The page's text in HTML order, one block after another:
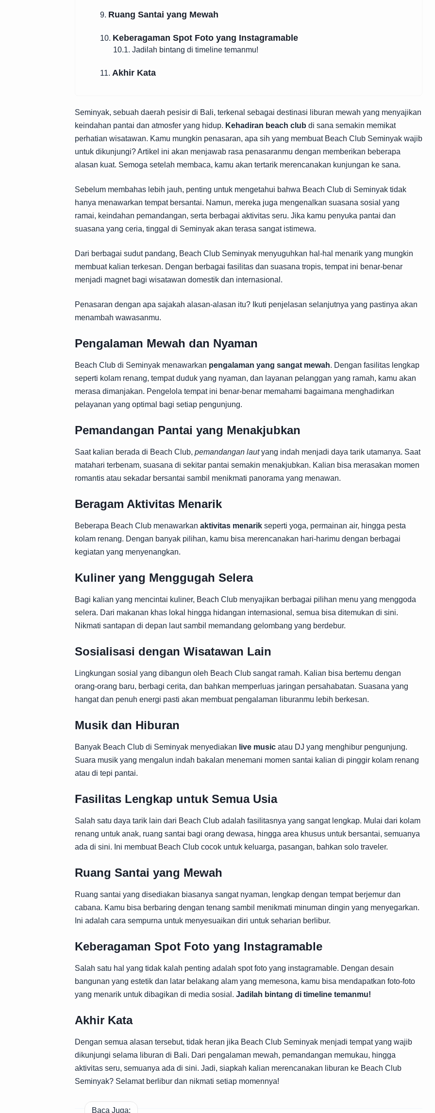
9. Ruang Santai yang Mewah
10. Keberagaman Spot Foto yang Instagramable
10.1. Jadilah bintang di timeline temanmu!
11. Akhir Kata
Seminyak, sebuah daerah pesisir di Bali, terkenal sebagai destinasi liburan mewah yang menyajikan
keindahan pantai dan atmosfer yang hidup. Kehadiran beach club di sana semakin memikat
perhatian wisatawan. Kamu mungkin penasaran, apa sih yang membuat Beach Club Seminyak wajib
untuk dikunjungi? Artikel ini akan menjawab rasa penasaranmu dengan memberikan beberapa
alasan kuat. Semoga setelah membaca, kamu akan tertarik merencanakan kunjungan ke sana.
Sebelum membahas lebih jauh, penting untuk mengetahui bahwa Beach Club di Seminyak tidak
hanya menawarkan tempat bersantai. Namun, mereka juga mengenalkan suasana sosial yang
ramai, keindahan pemandangan, serta berbagai aktivitas seru. Jika kamu penyuka pantai dan
suasana yang ceria, tinggal di Seminyak akan terasa sangat istimewa.
Dari berbagai sudut pandang, Beach Club Seminyak menyuguhkan hal-hal menarik yang mungkin
membuat kalian terkesan. Dengan berbagai fasilitas dan suasana tropis, tempat ini benar-benar
menjadi magnet bagi wisatawan domestik dan internasional.
Penasaran dengan apa sajakah alasan-alasan itu? Ikuti penjelasan selanjutnya yang pastinya akan
menambah wawasanmu.
Pengalaman Mewah dan Nyaman
Beach Club di Seminyak menawarkan pengalaman yang sangat mewah. Dengan fasilitas lengkap
seperti kolam renang, tempat duduk yang nyaman, dan layanan pelanggan yang ramah, kamu akan
merasa dimanjakan. Pengelola tempat ini benar-benar memahami bagaimana menghadirkan
pelayanan yang optimal bagi setiap pengunjung.
Pemandangan Pantai yang Menakjubkan
Saat kalian berada di Beach Club, pemandangan lautyang indah menjadi daya tarik utamanya. Saat
matahari terbenam, suasana di sekitar pantai semakin menakjubkan. Kalian bisa merasakan momen
romantis atau sekadar bersantai sambil menikmati panorama yang menawan.
Beragam Aktivitas Menarik
Beberapa Beach Club menawarkan aktivitas menarik seperti yoga, permainan air, hingga pesta
kolam renang. Dengan banyak pilihan, kamu bisa merencanakan hari-harimu dengan berbagai
kegiatan yang menyenangkan.
Kuliner yang Menggugah Selera
Bagi kalian yang mencintai kuliner, Beach Club menyajikan berbagai pilihan menu yang menggoda
selera. Dari makanan khas lokal hingga hidangan internasional, semua bisa ditemukan di sini.
Nikmati santapan di depan laut sambil memandang gelombang yang berdebur.
Sosialisasi dengan Wisatawan Lain
Lingkungan sosial yang dibangun oleh Beach Club sangat ramah. Kalian bisa bertemu dengan
orang-orang baru, berbagi cerita, dan bahkan memperluas jaringan persahabatan. Suasana yang
hangat dan penuh energi pasti akan membuat pengalaman liburanmu lebih berkesan.
Musik dan Hiburan
Banyak Beach Club di Seminyak menyediakan live music atau DJ yang menghibur pengunjung.
Suara musik yang mengalun indah bakalan menemani momen santai kalian di pinggir kolam renang
atau di tepi pantai.
Fasilitas Lengkap untuk Semua Usia
Salah satu daya tarik lain dari Beach Club adalah fasilitasnya yang sangat lengkap. Mulai dari kolam
renang untuk anak, ruang santai bagi orang dewasa, hingga area khusus untuk bersantai, semuanya
ada di sini. Ini membuat Beach Club cocok untuk keluarga, pasangan, bahkan solo traveler.
Ruang Santai yang Mewah
Ruang santai yang disediakan biasanya sangat nyaman, lengkap dengan tempat berjemur dan
cabana. Kamu bisa berbaring dengan tenang sambil menikmati minuman dingin yang menyegarkan.
Ini adalah cara sempurna untuk menyesuaikan diri untuk seharian berlibur.
Keberagaman Spot Foto yang Instagramable
Salah satu hal yang tidak kalah penting adalah spot foto yang instagramable. Dengan desain
bangunan yang estetik dan latar belakang alam yang memesona, kamu bisa mendapatkan foto-foto
yang menarik untuk dibagikan di media sosial. Jadilah bintang di timeline temanmu!
Akhir Kata
Dengan semua alasan tersebut, tidak heran jika Beach Club Seminyak menjadi tempat yang wajib
dikunjungi selama liburan di Bali. Dari pengalaman mewah, pemandangan memukau, hingga
aktivitas seru, semuanya ada di sini. Jadi, siapkah kalian merencanakan liburan ke Beach Club
Seminyak? Selamat berlibur dan nikmati setiap momennya!
Baca Juga: